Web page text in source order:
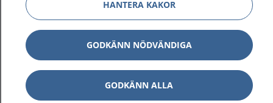
vårdärenden. Ring telefonnummer 1177 för
sjukvårdsrådgivning dygnet runt.
1177 ger dig råd när du vill må bättre.
HANTERA KAKOR
GODKÄNN NÖDVÄNDIGA
GODKÄNN ALLA